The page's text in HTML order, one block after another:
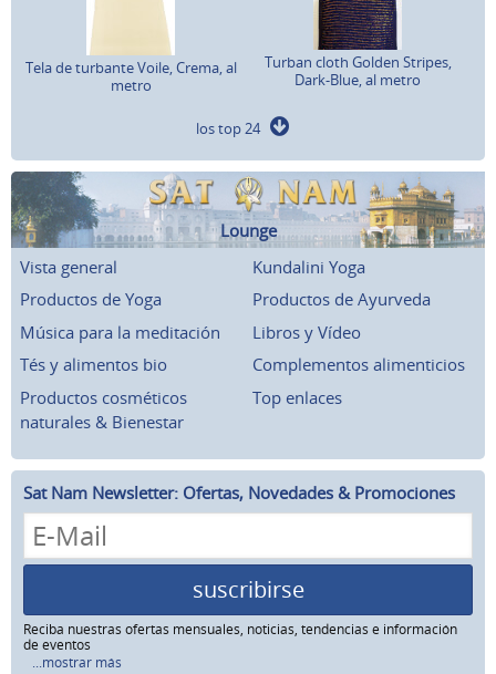
Tela de turbante Voile, Crema, al
metro
Turban cloth Golden Stripes,
Dark-Blue, al metro
los top 24
Lounge
Vista general
Kundalini Yoga
Productos de Yoga
Productos de Ayurveda
Música para la meditación
Libros y Vídeo
Tés y alimentos bio
Complementos alimenticios
Productos cosméticos
naturales & Bienestar
Top enlaces
Sat Nam Newsletter: Ofertas, Novedades & Promociones
suscribirse
Reciba nuestras ofertas mensuales, noticias, tendencias e información
de eventos
...mostrar más